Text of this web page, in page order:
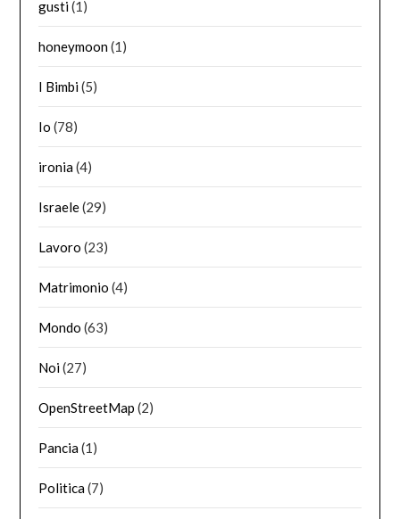
gusti(1)
honeymoon(1)
I Bimbi(5)
Io (78)
ironia(4)
Israele(29)
Lavoro (23)
Matrimonio (4)
Mondo (63)
Noi(27)
OpenStreetMap (2)
Pancia(1)
Politica(7)